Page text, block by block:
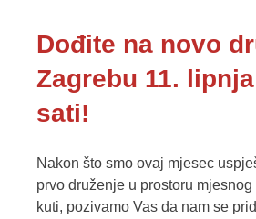
Dođite na novo
Zagrebu 11.
sati!
Nakon što smo ovaj mjesec
prvo druženje u prostoru
kuti, pozivamo Vas da nam se